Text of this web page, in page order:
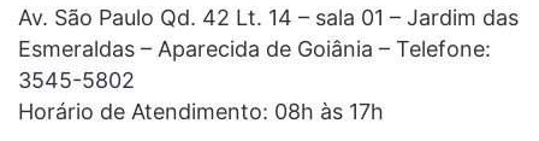
Av. São Paulo Qd. 42 Lt. 14 – sala 01 – Jardim das
Esmeraldas – Aparecida de Goiânia – Telefone:
3545-5802
Horário de Atendimento: 08h às 17h